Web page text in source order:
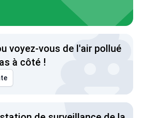
voyez-vous de l'air pollué
à côté !